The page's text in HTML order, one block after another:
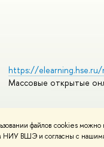
файлов cookies можно
НИУ ВШЭ и согласны с
https://
Массовые открытые